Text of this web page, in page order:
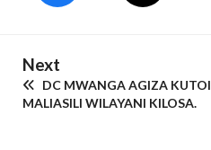
Next
DC MWANGA AGIZA
MALIASILI WILAYANI KILOSA.